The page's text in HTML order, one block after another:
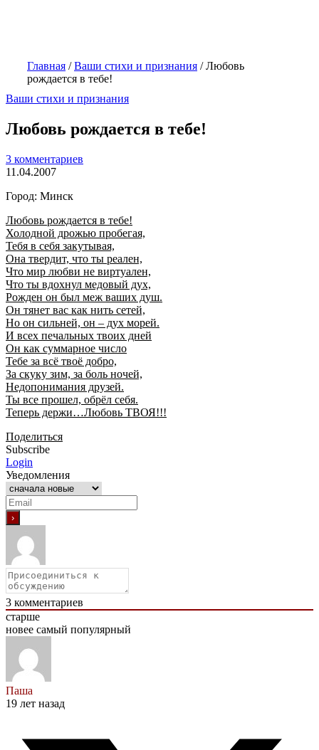
Главная /Ваши стихи и признания /Любовь
рождается в тебе!
Ваши стихи и признания
Любовь рождается в тебе!
3 комментариев
11.04.2007
Город: Минск
Любовь рождается в тебе!
Холодной дрожью пробегая,
Тебя в себя закутывая,
Она твердит, что ты реален,
Что мир любви не виртуален,
Что ты вдохнул медовый дух,
Рожден он был меж ваших душ.
Он тянет вас как нить сетей,
Но он сильней, он – дух морей.
И всех печальных твоих дней
Он как суммарное число
Тебе за всё твоё добро,
За скуку зим, за боль ночей,
Недопонимания друзей.
Ты все прошел, обрёл себя.
Теперь держи…Любовь ТВОЯ!!!
Поделиться
Subscribe
Login
Уведомления
3 комментариев
старше
новее самый популярный
Паша
19 лет назад